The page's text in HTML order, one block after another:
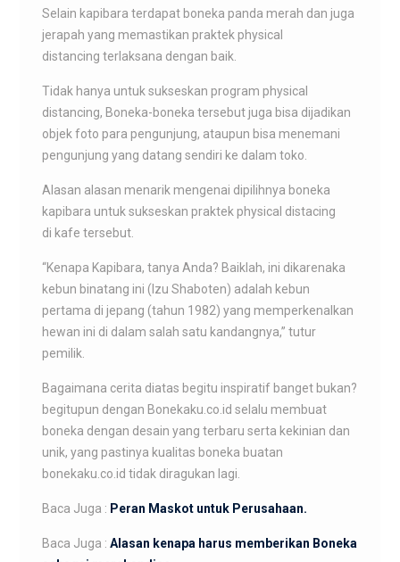
Selain kapibara terdapat boneka panda merah dan juga
jerapah yang memastikan praktek physical
distancing terlaksana dengan baik.
Tidak hanya untuk sukseskan program physical
distancing, Boneka-boneka tersebut juga bisa dijadikan
objek foto para pengunjung, ataupun bisa menemani
pengunjung yang datang sendiri ke dalam toko.
Alasan alasan menarik mengenai dipilihnya boneka
kapibara untuk sukseskan praktek physical distacing
di kafe tersebut.
“Kenapa Kapibara, tanya Anda? Baiklah, ini dikarenaka
kebun binatang ini (Izu Shaboten) adalah kebun
pertama di jepang (tahun 1982) yang memperkenalkan
hewan ini di dalam salah satu kandangnya,” tutur
pemilik.
Bagaimana cerita diatas begitu inspiratif banget bukan?
begitupun dengan Bonekaku.co.id selalu membuat
boneka dengan desain yang terbaru serta kekinian dan
unik, yang pastinya kualitas boneka buatan
bonekaku.co.id tidak diragukan lagi.
Baca Juga : Peran Maskot untuk Perusahaan.
Baca Juga : Alasan kenapa harus memberikan Boneka